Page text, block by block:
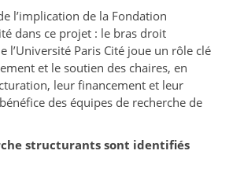
l’implication de la Fondation
dans ce projet : le bras droit
l’Université Paris Cité joue un rôle clé
et le soutien des chaires, en
leur financement et leur
des équipes de recherche de
structurants sont identifiés